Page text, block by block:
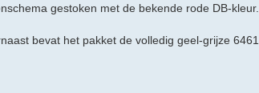
gestoken met de bekende rode DB-kleur.
bevat het pakket de volledig geel-grijze 6461